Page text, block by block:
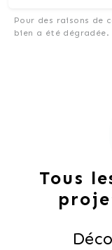
Pour des raisons de
bien a été dégradée.
Tous